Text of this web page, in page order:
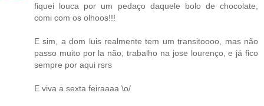
fiquei louca por um pedaço daquele bolo de chocolate,
comi com os olhoos!!!
E sim, a dom luis realmente tem um transitoooo, mas não
passo muito por la não, trabalho na jose lourenço, e já fico
sempre por aqui rsrs
E viva a sexta feiraaaa \o/